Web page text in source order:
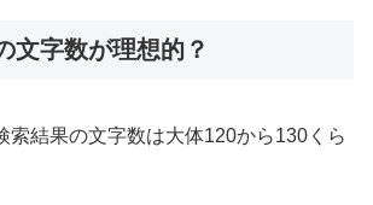
文字数が理想的？
結果の文字数は大体120から130くら